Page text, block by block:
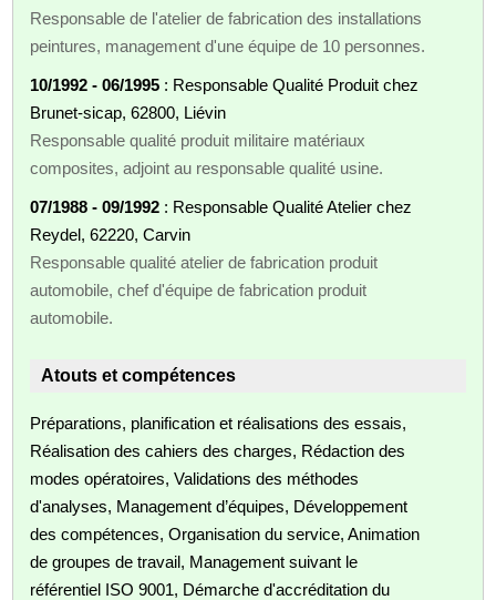
Responsable de l'atelier de fabrication des installations
peintures, management d'une équipe de 10 personnes.
10/1992 - 06/1995 : Responsable Qualité Produit chez
Brunet-sicap, 62800, Liévin
Responsable qualité produit militaire matériaux
composites, adjoint au responsable qualité usine.
07/1988 - 09/1992 : Responsable Qualité Atelier chez
Reydel, 62220, Carvin
Responsable qualité atelier de fabrication produit
automobile, chef d'équipe de fabrication produit
automobile.
Atouts et compétences
Préparations, planification et réalisations des essais,
Réalisation des cahiers des charges, Rédaction des
modes opératoires, Validations des méthodes
d'analyses, Management d’équipes, Développement
des compétences, Organisation du service, Animation
de groupes de travail, Management suivant le
référentiel ISO 9001, Démarche d'accréditation du